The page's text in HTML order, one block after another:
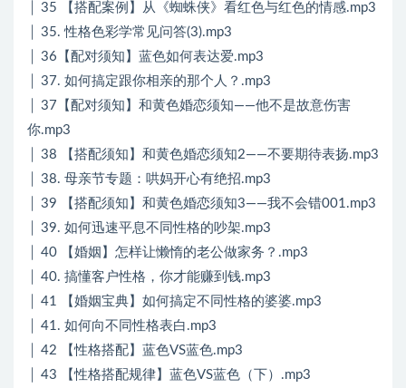
│ 35 【搭配案例】从《蜘蛛侠》看红色与红色的情感.mp3
│ 35. 性格色彩学常见问答(3).mp3
│ 36【配对须知】蓝色如何表达爱.mp3
│ 37. 如何搞定跟你相亲的那个人？.mp3
│ 37【配对须知】和黄色婚恋须知——他不是故意伤害
你.mp3
│ 38 【搭配须知】和黄色婚恋须知2——不要期待表扬.mp3
│ 38. 母亲节专题：哄妈开心有绝招.mp3
│ 39 【搭配须知】和黄色婚恋须知3——我不会错001.mp3
│ 39. 如何迅速平息不同性格的吵架.mp3
│ 40 【婚姻】怎样让懒惰的老公做家务？.mp3
│ 40. 搞懂客户性格，你才能赚到钱.mp3
│ 41 【婚姻宝典】如何搞定不同性格的婆婆.mp3
│ 41. 如何向不同性格表白.mp3
│ 42 【性格搭配】蓝色VS蓝色.mp3
│ 43 【性格搭配规律】蓝色VS蓝色（下）.mp3